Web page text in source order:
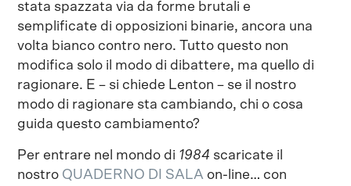
stata spazzata via da forme brutali e
semplificate di opposizioni binarie, ancora una
volta bianco contro nero. Tutto questo non
modifica solo il modo di dibattere, ma quello di
ragionare. E – si chiede Lenton – se il nostro
modo di ragionare sta cambiando, chi o cosa
guida questo cambiamento?
Per entrare nel mondo di 1984 scaricate il
nostro QUADERNO DI SALA on-line… con